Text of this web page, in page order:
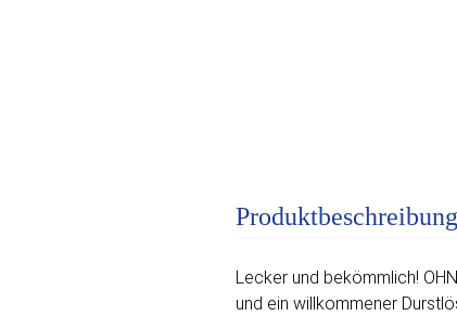
Produktbeschreibung
Lecker und bekömmlich!
und ein willkommener